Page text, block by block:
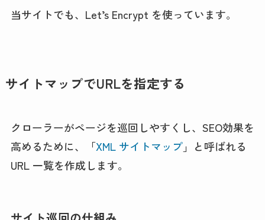
当サイトでも、Let’s Encrypt を使っています。
サイトマップでURLを指定する
クローラーがページを巡回しやすくし、SEO効果を
高めるために、「XML サイトマップ」と呼ばれる
URL 一覧を作成します。